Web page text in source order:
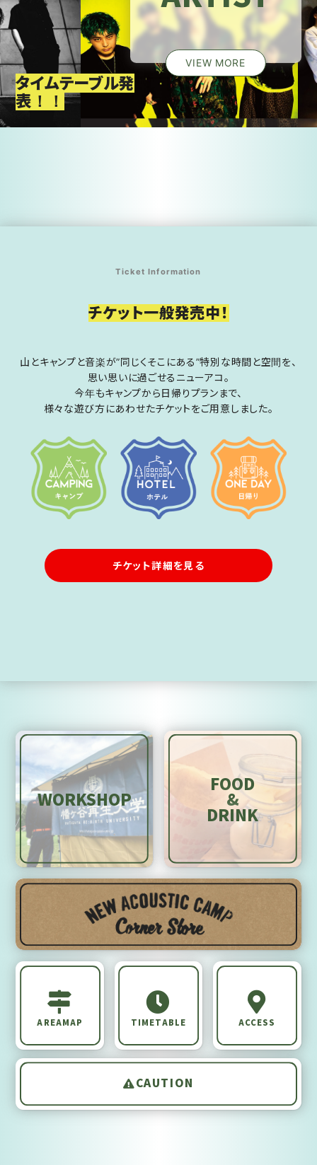
VIEW MORE
タイムテーブル発
表！！
Ticket Information
チケット一般発売中！
山とキャンプと音楽が”同じくそこにある”特別な時間と空間を、
思い思いに過ごせるニューアコ。
今年もキャンプから日帰りプランまで、
様々な遊び方にあわせたチケットをご用意しました。
チケット詳細を見る
WORKSHOP
FOOD
&
DRINK
AREAMAP TIMETABLE ACCESS
CAUTION